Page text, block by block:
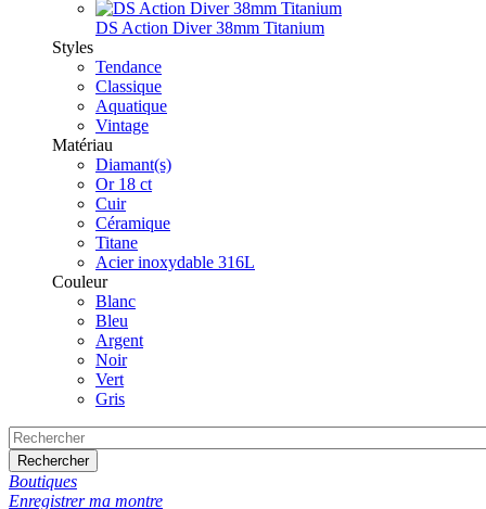
DS Action Diver 38mm Titanium
Styles
Tendance
Classique
Aquatique
Vintage
Matériau
Diamant(s)
Or 18 ct
Cuir
Céramique
Titane
Acier inoxydable 316L
Couleur
Blanc
Bleu
Argent
Noir
Vert
Gris
Rechercher
Boutiques
Enregistrer ma montre